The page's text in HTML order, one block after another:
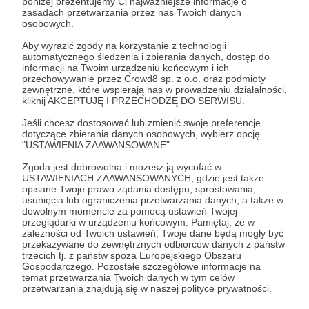
zasadach przetwarzania przez nas Twoich danych
osobowych.
Aby wyrazić zgody na korzystanie z technologii
automatycznego śledzenia i zbierania danych, dostęp do
informacji na Twoim urządzeniu końcowym i ich
przechowywanie przez Crowd8 sp. z o.o. oraz podmioty
zewnętrzne, które wspierają nas w prowadzeniu działalności,
kliknij AKCEPTUJĘ I PRZECHODZĘ DO SERWISU.
Jeśli chcesz dostosować lub zmienić swoje preferencje
dotyczące zbierania danych osobowych, wybierz opcję
"USTAWIENIA ZAAWANSOWANE".
Zgoda jest dobrowolna i możesz ją wycofać w
USTAWIENIACH ZAAWANSOWANYCH, gdzie jest także
opisane Twoje prawo żądania dostępu, sprostowania,
usunięcia lub ograniczenia przetwarzania danych, a także w
dowolnym momencie za pomocą ustawień Twojej
przeglądarki w urządzeniu końcowym. Pamiętaj, że w
zależności od Twoich ustawień, Twoje dane będą mogły być
przekazywane do zewnętrznych odbiorców danych z państw
trzecich tj. z państw spoza Europejskiego Obszaru
Gospodarczego. Pozostałe szczegółowe informacje na
temat przetwarzania Twoich danych w tym celów
przetwarzania znajdują się w naszej polityce prywatności.
Naszym celem jest rzeczywistość, w której każda
otrzymuje realne wsparcie – od pierwszych dni po
diagnozie, przez codzienne wyzwania, aż po
dostęp do specjalistycznej opieki i – w przyszłości
– terapii genowej. Dążymy do tego, by dzieci z ZA
mogły rozwijać swój potencjał w społeczeństwie
pełnym zrozumienia i otwartości.
👉 Dzięki Twojemu wsparciu możemy:
organizować ogólnopolskie i regionalne
spotkania rodzin z ZA,
zwiększać świadomość społeczną na temat
tej rzadkiej choroby,
tworzyć ogólnopolską społeczność rodzin
dotkniętych zespołem Angelmana,
Rozwiń opis